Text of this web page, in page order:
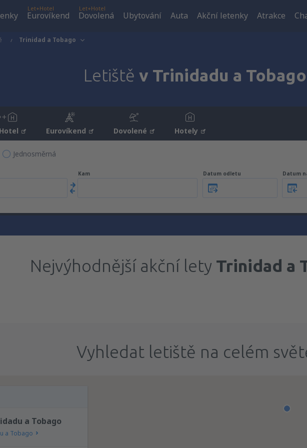
Let+Hotel
Eurovíkend
Let+Hotel
Dovolená Ubytování Auta Akční letenky Atrakce
Trinidad a Tobago
Letiště v Trinidadu a Tobago
Eurovíkend Dovolené Hotely
Jednosměrná
Kam Datum odletu Datum
Nejvýhodnější akční lety Trinidad a
Vyhledat letiště na celém
a Tobago
a Tobago